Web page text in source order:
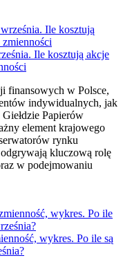
Ile kosztują akcje
finansowych w Polsce,
indywidualnych, jak
Papierów
element krajowego
rynku
kluczową rolę
w podejmowaniu
wykres. Po ile są